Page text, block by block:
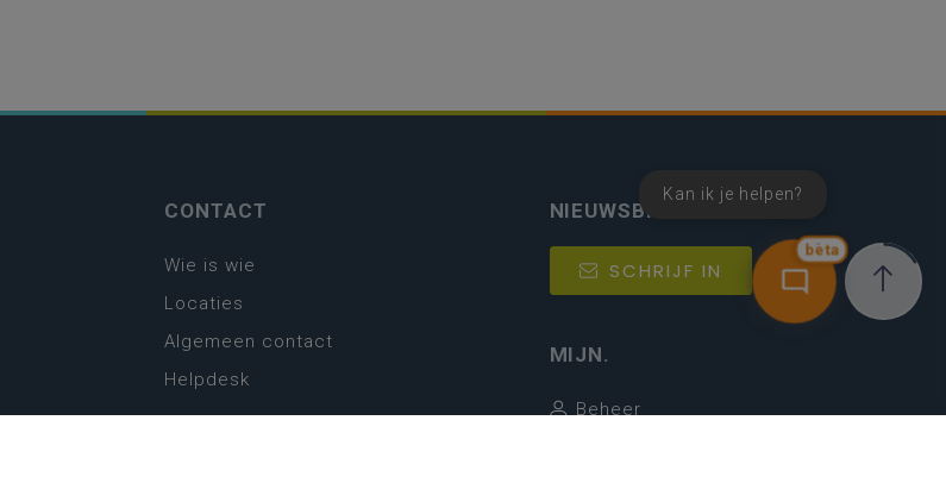
bèta
Kan ik je helpen?
CONTACT
Wie is wie
Locaties
Algemeen contact
Helpdesk
NIEUWSBRIEF
SCHRIJF IN
MIJN.
Beheer